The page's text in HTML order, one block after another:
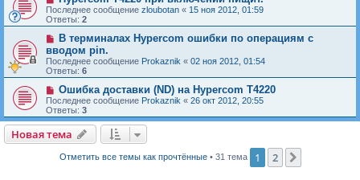
Последнее сообщение zloubotan « 15 ноя 2012, 01:59
Ответы: 2
В терминалах Hypercom ошибки по операциям с
вводом pin.
Последнее сообщение Prokaznik « 02 ноя 2012, 01:54
Ответы: 6
Ошибка доставки (ND) на Hypercom T4220
Последнее сообщение Prokaznik « 26 окт 2012, 20:55
Ответы: 3
Новая тема
Новаятема
Отметить все темы как прочтённые• 31 тема 1 2